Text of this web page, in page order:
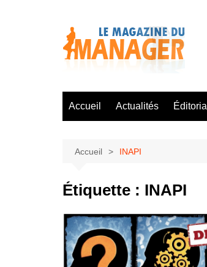
Accueil Actualités Éditorial
Accueil INAPI
Étiquette : INAPI